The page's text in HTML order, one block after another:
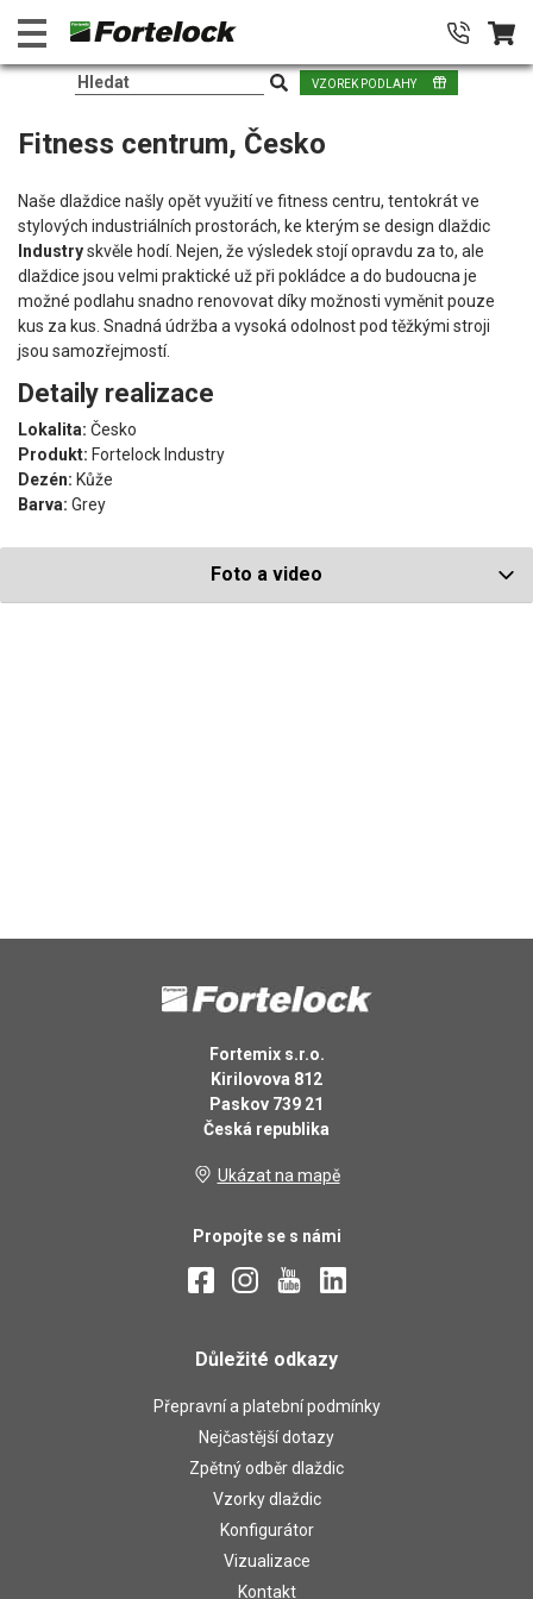
VZOREK PODLAHY
Fitness centrum, Česko
Naše dlaždice našly opět využití ve fitness centru, tentokrát ve
stylových industriálních prostorách, ke kterým se design dlaždic
Industryskvěle hodí. Nejen, že výsledek stojí opravdu za to, ale
dlaždice jsou velmi praktické už při pokládce a do budoucna je
možné podlahu snadno renovovat díky možnosti vyměnit pouze
kus za kus. Snadná údržba a vysoká odolnost pod těžkými stroji
jsou samozřejmostí.
Detaily realizace
Lokalita: Česko
Produkt: Fortelock Industry
Dezén: Kůže
Barva: Grey
Foto a video
Fortemix s.r.o.
Kirilovova 812
Paskov 739 21
Česká republika
Ukázat na mapě
Propojte se s námi
Důležité odkazy
Přepravní a platební podmínky
Nejčastější dotazy
Zpětný odběr dlaždic
Vzorky dlaždic
Konfigurátor
Vizualizace
Kontakt